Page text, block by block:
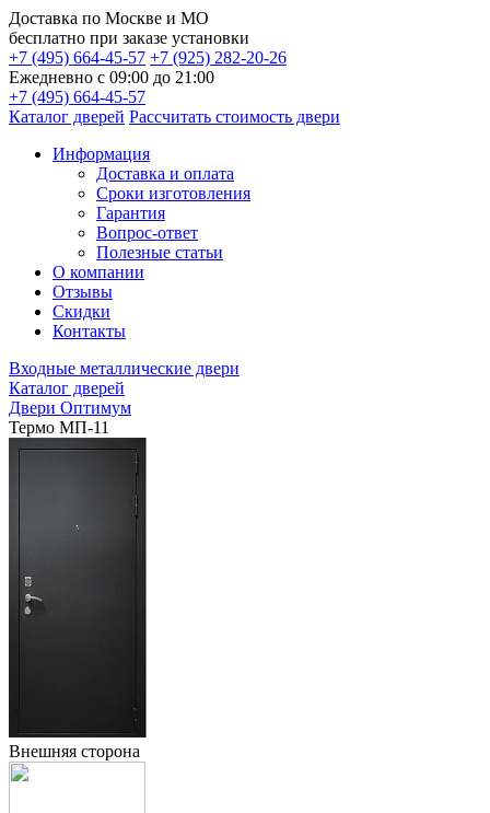
Доставка по Москве и МО
бесплатно при заказе установки
+7 (495) 664-45-57 +7 (925) 282-20-26
Ежедневно с 09:00 до 21:00
+7 (495) 664-45-57
Каталог дверей Рассчитать стоимость двери
Информация
Доставка и оплата
Сроки изготовления
Гарантия
Вопрос-ответ
Полезные статьи
О компании
Отзывы
Скидки
Контакты
Входные металлические двери
Каталог дверей
Двери Оптимум
Термо МП-11
Внешняя сторона